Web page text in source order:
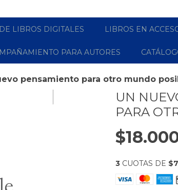
LIBROS DIGITALES LIBROS EN
PARA AUTORES
pensamiento para otro mundo
UN
PARA
3 CUOTAS DE